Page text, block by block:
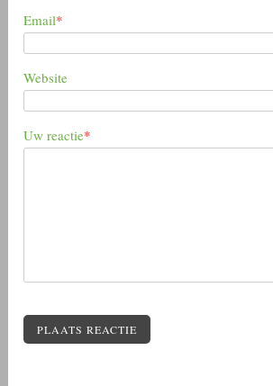
Email*
Website
Uw reactie*
PLAATS REACTIE